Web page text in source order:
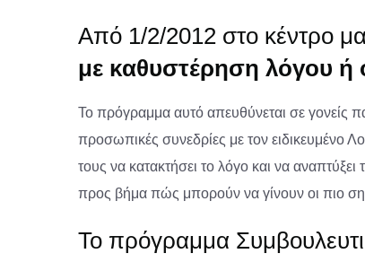
Από 1/2/2012 στο κέντρο
με καθυστέρηση λόγου ή
Το πρόγραμμα αυτό απευθύνεται σε γονείς
προσωπικές συνεδρίες με τον ειδικευμένο
τους να κατακτήσει το λόγο και να
προς βήμα πώς μπορούν να γίνουν οι πιο
Το πρόγραμμα